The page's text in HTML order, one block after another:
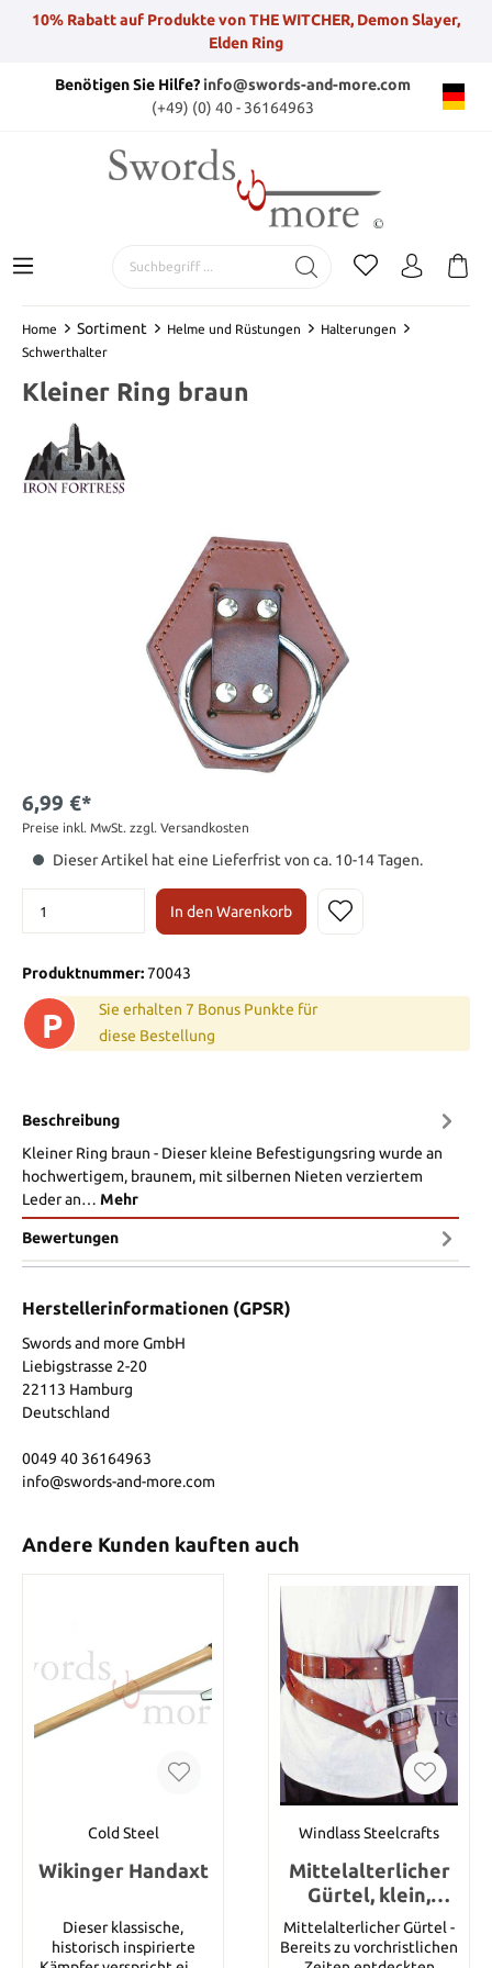
10% Rabatt auf Produkte von THE WITCHER, Demon Slayer,
Elden Ring
Benötigen Sie Hilfe?info@swords-and-more.com
(+49) (0) 40 - 36164963
Home Sortiment Helme und Rüstungen
Halterungen
Schwerthalter
Kleiner Ring braun
6,99 €*
Preise inkl. MwSt. zzgl. Versandkosten
Dieser Artikel hat eine Lieferfrist von ca. 10-14 Tagen.
In den Warenkorb
Produktnummer:70043
P
Sie erhalten 7 Bonus Punkte für
diese Bestellung
Beschreibung
Kleiner Ring braun - Dieser kleine Befestigungsring wurde an
hochwertigem, braunem, mit silbernen Nieten verziertem
Leder an… Mehr
Bewertungen
Herstellerinformationen (GPSR)
Swords and more GmbH
Liebigstrasse 2-20
22113 Hamburg
Deutschland
0049 40 36164963
info@swords-and-more.com
Andere Kunden kauften auch
Cold Steel
Wikinger Handaxt
Dieser klassische,
historisch inspirierte
Windlass Steelcrafts
Mittelalterlicher
Gürtel, klein,
schwarz
Mittelalterlicher Gürtel -
Bereits zu vorchristlichen